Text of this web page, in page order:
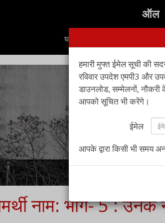
ऑल
घर
नाम: भाग- 5 :
हमारी मुफ्त ईमेल सूची की
रविवार उपदेश एमपी3 और
डाउनलोड, सम्मेलनों,
आपको सूचित भी करेंगे।
ईमेल
आपके द्वारा किसी भी समय